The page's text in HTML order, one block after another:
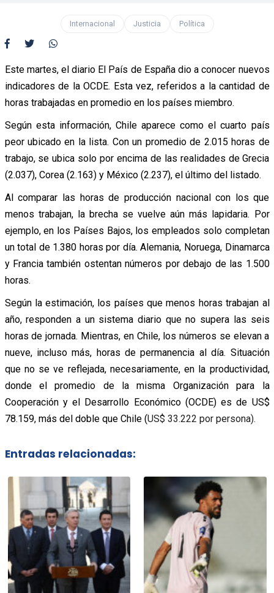
Internacional Justicia Política
Este martes, el diario El País de España dio a conocer nuevos
indicadores de la OCDE. Esta vez, referidos a la cantidad de
horas trabajadas en promedio en los países miembro.
Según esta información, Chile aparece como el cuarto país
peor ubicado en la lista. Con un promedio de 2.015 horas de
trabajo, se ubica solo por encima de las realidades de Grecia
(2.037), Corea (2.163) y México (2.237), el último del listado.
Al comparar las horas de producción nacional con los que
menos trabajan, la brecha se vuelve aún más lapidaria. Por
ejemplo, en los Países Bajos, los empleados solo completan
un total de 1.380 horas por día. Alemania, Noruega, Dinamarca
y Francia también ostentan números por debajo de las 1.500
horas.
Según la estimación, los países que menos horas trabajan al
año, responden a un sistema diario que no supera las seis
horas de jornada. Mientras, en Chile, los números se elevan a
nueve, incluso más, horas de permanencia al día. Situación
que no se ve reflejada, necesariamente, en la productividad,
donde el promedio de la misma Organización para la
Cooperación y el Desarrollo Económico (OCDE) es de US$
78.159, más del doble que Chile (US$ 33.222 por persona).
Entradas relacionadas: